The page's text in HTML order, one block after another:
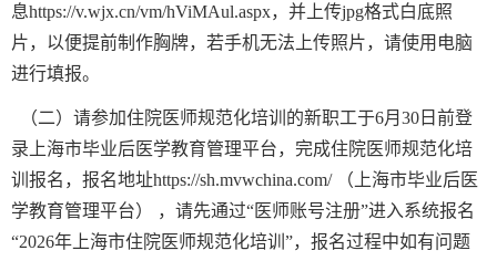
息https://v.wjx.cn/vm/hViMAul.aspx，并上传jpg格式白底照
片，以便提前制作胸牌，若手机无法上传照片，请使用电脑
进行填报。
（二）请参加住院医师规范化培训的新职工于6月30日前登
录上海市毕业后医学教育管理平台，完成住院医师规范化培
训报名，报名地址https://sh.mvwchina.com/ （上海市毕业后医
学教育管理平台） ，请先通过“医师账号注册”进入系统报名
“2026年上海市住院医师规范化培训”，报名过程中如有问题